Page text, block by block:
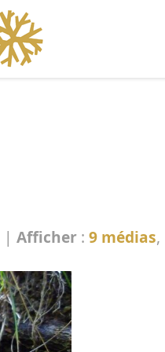
| Afficher : 9 médias,